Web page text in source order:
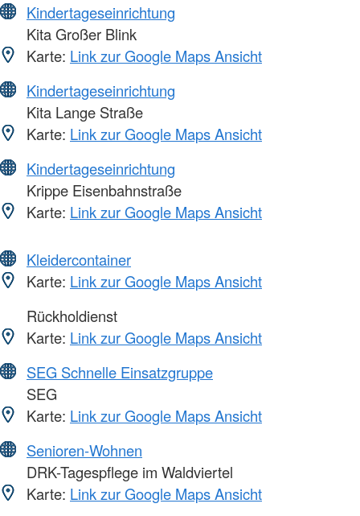
Kindertageseinrichtung
Kita Großer Blink
Karte: Link zur Google Maps Ansicht
Kindertageseinrichtung
Kita Lange Straße
Karte: Link zur Google Maps Ansicht
Kindertageseinrichtung
Krippe Eisenbahnstraße
Karte: Link zur Google Maps Ansicht
Kleidercontainer
Karte: Link zur Google Maps Ansicht
Rückholdienst
Karte: Link zur Google Maps Ansicht
SEG Schnelle Einsatzgruppe
SEG
Karte: Link zur Google Maps Ansicht
Senioren-Wohnen
DRK-Tagespflege im Waldviertel
Karte: Link zur Google Maps Ansicht